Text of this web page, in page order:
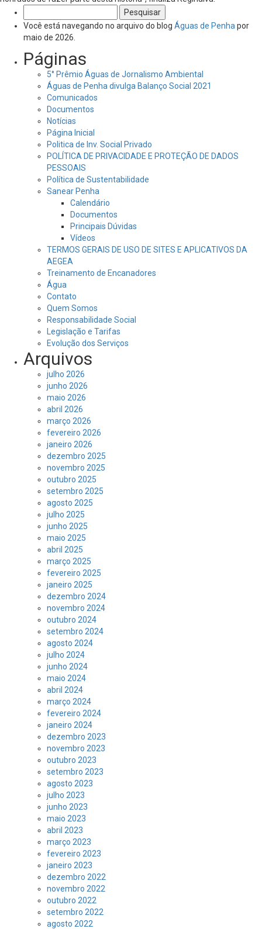
por:
Você está navegando no arquivo do blog Águas de Penha por
maio de 2026.
Páginas
5° Prêmio Águas de Jornalismo Ambiental
Águas de Penha divulga Balanço Social 2021
Comunicados
Documentos
Notícias
Página Inicial
Politica de Inv. Social Privado
POLÍTICA DE PRIVACIDADE E PROTEÇÃO DE DADOS
PESSOAIS
Política de Sustentabilidade
Sanear Penha
Calendário
Documentos
Principais Dúvidas
Vídeos
TERMOS GERAIS DE USO DE SITES E APLICATIVOS DA
AEGEA
Treinamento de Encanadores
Água
Contato
Quem Somos
Responsabilidade Social
Legislação e Tarifas
Evolução dos Serviços
Arquivos
julho 2026
junho 2026
maio 2026
abril 2026
março 2026
fevereiro 2026
janeiro 2026
dezembro 2025
novembro 2025
outubro 2025
setembro 2025
agosto 2025
julho 2025
junho 2025
maio 2025
abril 2025
março 2025
fevereiro 2025
janeiro 2025
dezembro 2024
novembro 2024
outubro 2024
setembro 2024
agosto 2024
julho 2024
junho 2024
maio 2024
abril 2024
março 2024
fevereiro 2024
janeiro 2024
dezembro 2023
novembro 2023
outubro 2023
setembro 2023
agosto 2023
julho 2023
junho 2023
maio 2023
abril 2023
março 2023
fevereiro 2023
janeiro 2023
dezembro 2022
novembro 2022
outubro 2022
setembro 2022
agosto 2022